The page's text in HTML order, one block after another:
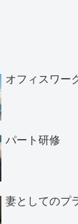
オフィスワー
パート研修
妻としてのプ